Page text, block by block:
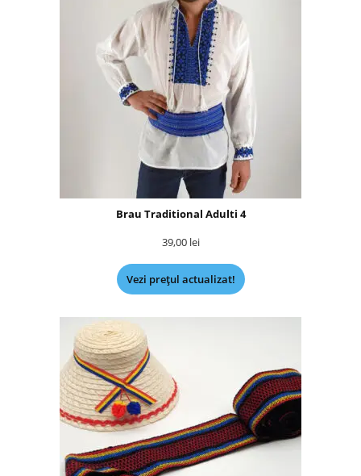
Brau Traditional Adulti 4
39,00 lei
Vezi prețul actualizat!